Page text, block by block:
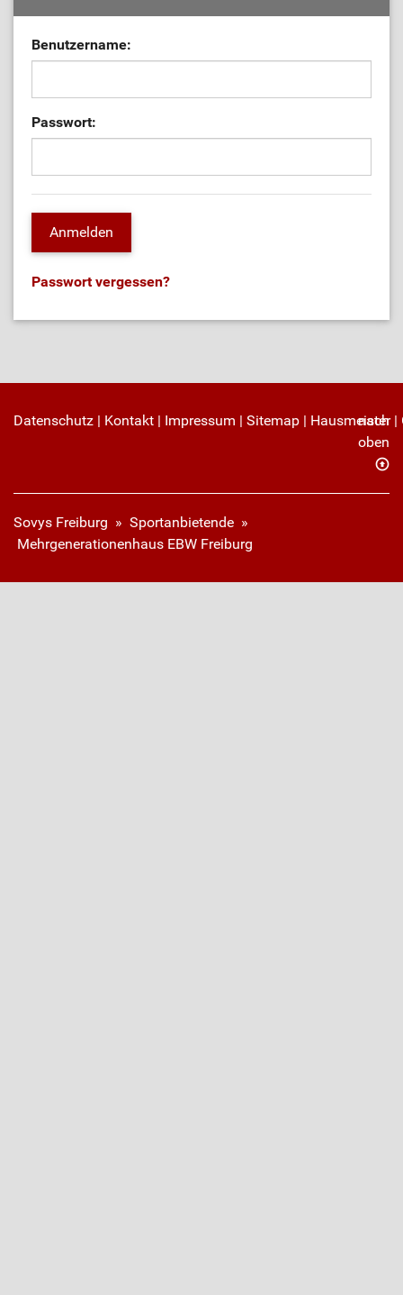
Benutzername:
Passwort:
Passwort vergessen?
Datenschutz | Kontakt | Impressum | Sitemap | Hausmeister|
nach
oben
Sovys Freiburg » Sportanbietende »
Mehrgenerationenhaus EBW Freiburg